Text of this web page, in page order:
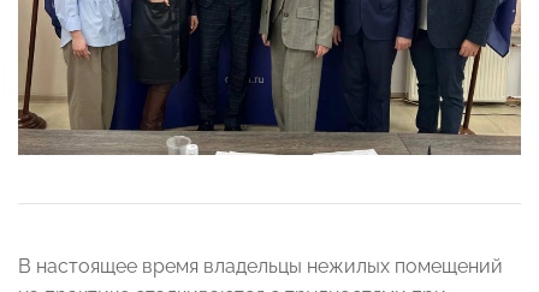
В настоящее время владельцы нежилых помещений